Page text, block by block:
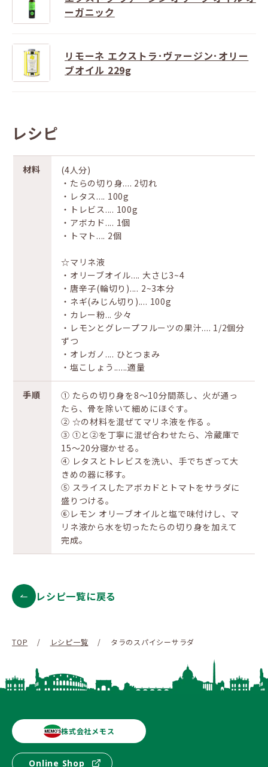
ーガニック
リモーネ エクストラ･ヴァージン･オリー
ブオイル 229g
レシピ
材料
(4⼈分)
‧たらの切り⾝.... 2切れ
‧レタス.... 100g
‧トレビス.... 100g
‧アボカド.... 1個
‧トマト.... 2個
☆マリネ液
‧オリーブオイル.... ⼤さじ3~4
‧唐⾟⼦(輪切り).... 2~3本分
‧ネギ(みじん切り).... 100g
‧カレー粉... 少々
‧レモンとグレープフルーツの果汁.... 1/2個分
ずつ
‧オレガノ.... ひとつまみ
‧塩こしょう......適量
手順
① たらの切り身を8〜10分間蒸し、火が通っ
たら、骨を除いて細めにほぐす。
② ☆の材料を混ぜてマリネ液を作る 。
③ ①と②を丁寧に混ぜ合わせたら、冷蔵庫で
15～20分寝かせる。
④ レタスとトレビスを洗い、手でちぎって大
きめの器に移す。
⑤ スライスしたアボカドとトマトをサラダに
盛りつける。
⑥レモン オリーブオイルと塩で味付けし、マ
リネ液から水を切ったたらの切り身を加えて
完成。
レシピ一覧に戻る
TOP / レシピ一覧 / タラのスパイシーサラダ
株式会社メモス
Online Shop